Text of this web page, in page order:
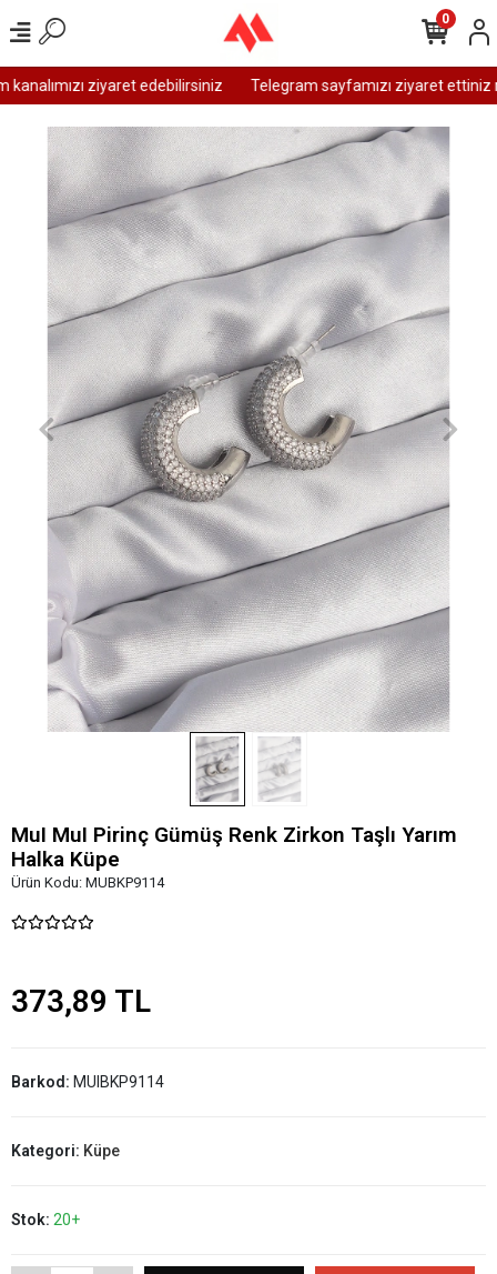
ziyaret edebilirsiniz Telegram sayfamızı ziyaret ettiniz
0
MuI MuI Pirinç Gümüş Renk Zirkon Taşlı Yarım
Halka Küpe
Ürün Kodu: MUBKP9114
373,89 TL
Barkod: MUIBKP9114
Kategori: Küpe
Stok: 20+